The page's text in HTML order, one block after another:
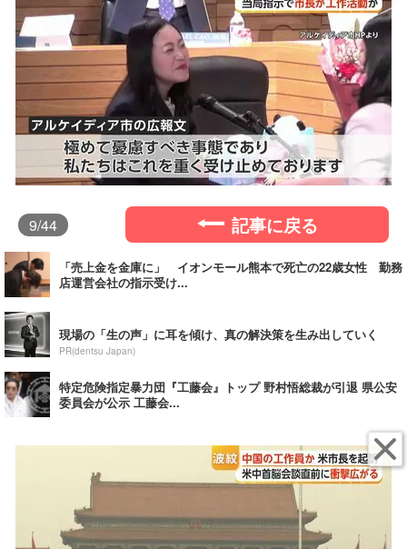
9/44 記事に戻る
「売上金を金庫に」 イオンモール熊本で死亡の22歳女性 勤務
店運営会社の指示受け...
現場の「生の声」に耳を傾け、真の解決策を生み出していく
PR(dentsu Japan)
特定危険指定暴力団『工藤会』トップ 野村悟総裁が引退 県公安
委員会が公示 工藤会...